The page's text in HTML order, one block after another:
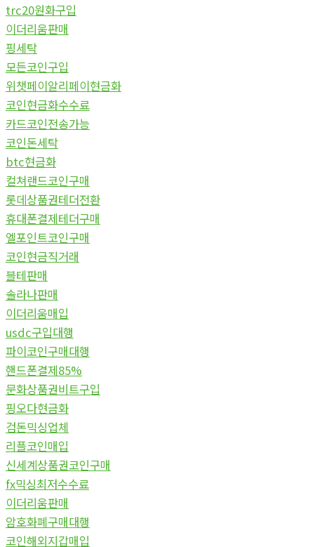
trc20원화구입
이더리움판매
핑세탁
모든코인구입
위챗페이알리페이현금화
코인현금화수수료
카드코인전송가능
코인돈세탁
btc현금화
컬쳐랜드코인구매
롯데상품권테더전환
휴대폰결제테더구매
엘포인트코인구매
코인현금직거래
블테판매
솔라나판매
이더리움매입
usdc구입대행
파이코인구매대행
핸드폰결제85%
문화상품권비트구입
핑오다현금화
검돈믹싱업체
리플코인매입
신세계상품권코인구매
fx믹싱최저수수료
이더리움판매
암호화폐구매대행
코인해외지갑매입